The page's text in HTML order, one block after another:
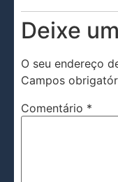
Deixe
O seu endereço
Campos
Comentário *